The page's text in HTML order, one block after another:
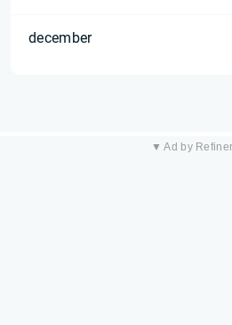
december
▼ Ad by